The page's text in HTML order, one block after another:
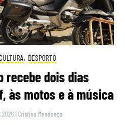
, DESPORTO
recebe dois dias
às motos e à música
2026 | Cristina Mendonça